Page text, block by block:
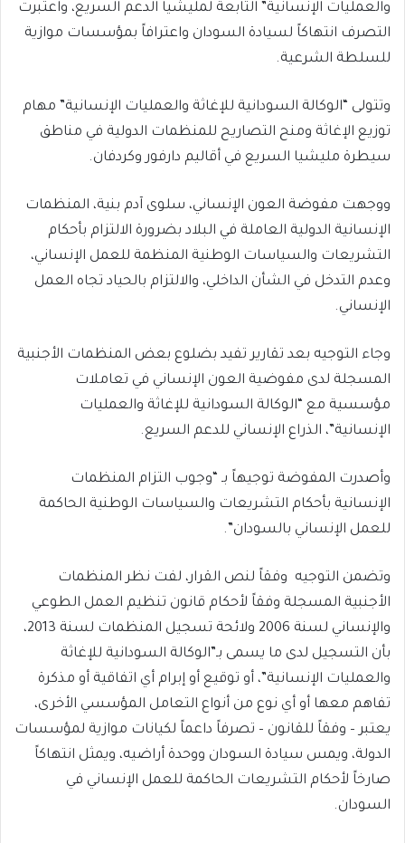
والعمليات الإنسانية” التابعة لمليشيا الدعم السريع، واعتبرت
التصرف انتهاكاً لسيادة السودان واعترافاً بمؤسسات موازية
للسلطة الشرعية.
وتتولى “الوكالة السودانية للإغاثة والعمليات الإنسانية” مهام
توزيع الإغاثة ومنح التصاريح للمنظمات الدولية في مناطق
سيطرة مليشيا السريع في أقاليم دارفور وكردفان.
ووجهت مفوضة العون الإنساني، سلوى آدم بنية، المنظمات
الإنسانية الدولية العاملة في البلاد بضرورة الالتزام بأحكام
التشريعات والسياسات الوطنية المنظمة للعمل الإنساني،
وعدم التدخل في الشأن الداخلي، والالتزام بالحياد تجاه العمل
الإنساني.
وجاء التوجيه بعد تقارير تفيد بضلوع بعض المنظمات الأجنبية
المسجلة لدى مفوضية العون الإنساني في تعاملات
مؤسسية مع “الوكالة السودانية للإغاثة والعمليات
الإنسانية”، الذراع الإنساني للدعم السريع.
وأصدرت المفوضة توجيهاً بـ “وجوب التزام المنظمات
الإنسانية بأحكام التشريعات والسياسات الوطنية الحاكمة
للعمل الإنساني بالسودان”.
وتضمن التوجيه وفقاً لنص القرار، لفت نظر المنظمات
الأجنبية المسجلة وفقاً لأحكام قانون تنظيم العمل الطوعي
والإنساني لسنة 2006 ولائحة تسجيل المنظمات لسنة 2013،
بأن التسجيل لدى ما يسمى بـ”الوكالة السودانية للإغاثة
والعمليات الإنسانية”، أو توقيع أو إبرام أي اتفاقية أو مذكرة
تفاهم معها أو أي نوع من أنواع التعامل المؤسسي الأخرى،
يعتبر – وفقاً للقانون – تصرفاً داعماً لكيانات موازية لمؤسسات
الدولة، ويمس سيادة السودان ووحدة أراضيه، ويمثل انتهاكاً
صارخاً لأحكام التشريعات الحاكمة للعمل الإنساني في
السودان.